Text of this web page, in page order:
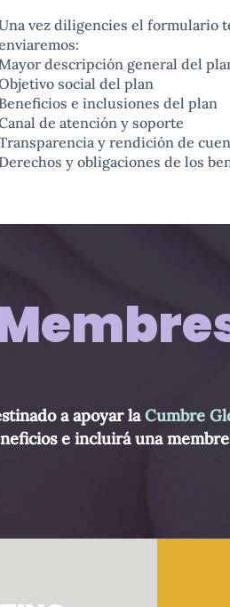
vez diligencies el formulario
descripción general del
social del plan
Beneficios e inclusiones del plan
de atención y soporte
y rendición de
Derechos y obligaciones de los
a apoyar laCumbre
e incluirá una